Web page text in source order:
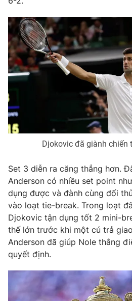
Video
VTV Money VTV
Bất
Thị trường 24h
VTV9
Liên hệ tòa soạn
THỜI BÁO VTV
Djokovic đã giành chiến
Set 3 diễn ra căng thẳng hơn.
Anderson có nhiều set point
dụng được và đành cùng đối
vào loạt tie-break. Trong loạt
Djokovic tận dụng tốt 2 mini-
thế lớn trước khi một cú trả
Anderson đã giúp Nole thắng
quyết định.